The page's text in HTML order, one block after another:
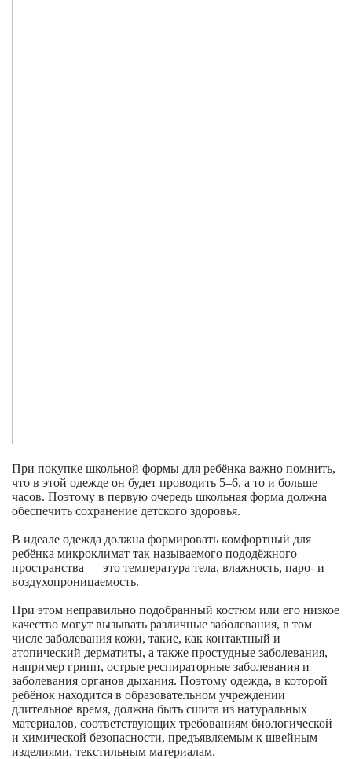
При покупке школьной формы для ребёнка важно помнить,
что в этой одежде он будет проводить 5–6, а то и больше
часов. Поэтому в первую очередь школьная форма должна
обеспечить сохранение детского здоровья.
В идеале одежда должна формировать комфортный для
ребёнка микроклимат так называемого пододёжного
пространства — это температура тела, влажность, паро- и
воздухопроницаемость.
При этом неправильно подобранный костюм или его низкое
качество могут вызывать различные заболевания, в том
числе заболевания кожи, такие, как контактный и
атопический дерматиты, а также простудные заболевания,
например грипп, острые респираторные заболевания и
заболевания органов дыхания. Поэтому одежда, в которой
ребёнок находится в образовательном учреждении
длительное время, должна быть сшита из натуральных
материалов, соответствующих требованиям биологической
и химической безопасности, предъявляемым к швейным
изделиями, текстильным материалам.